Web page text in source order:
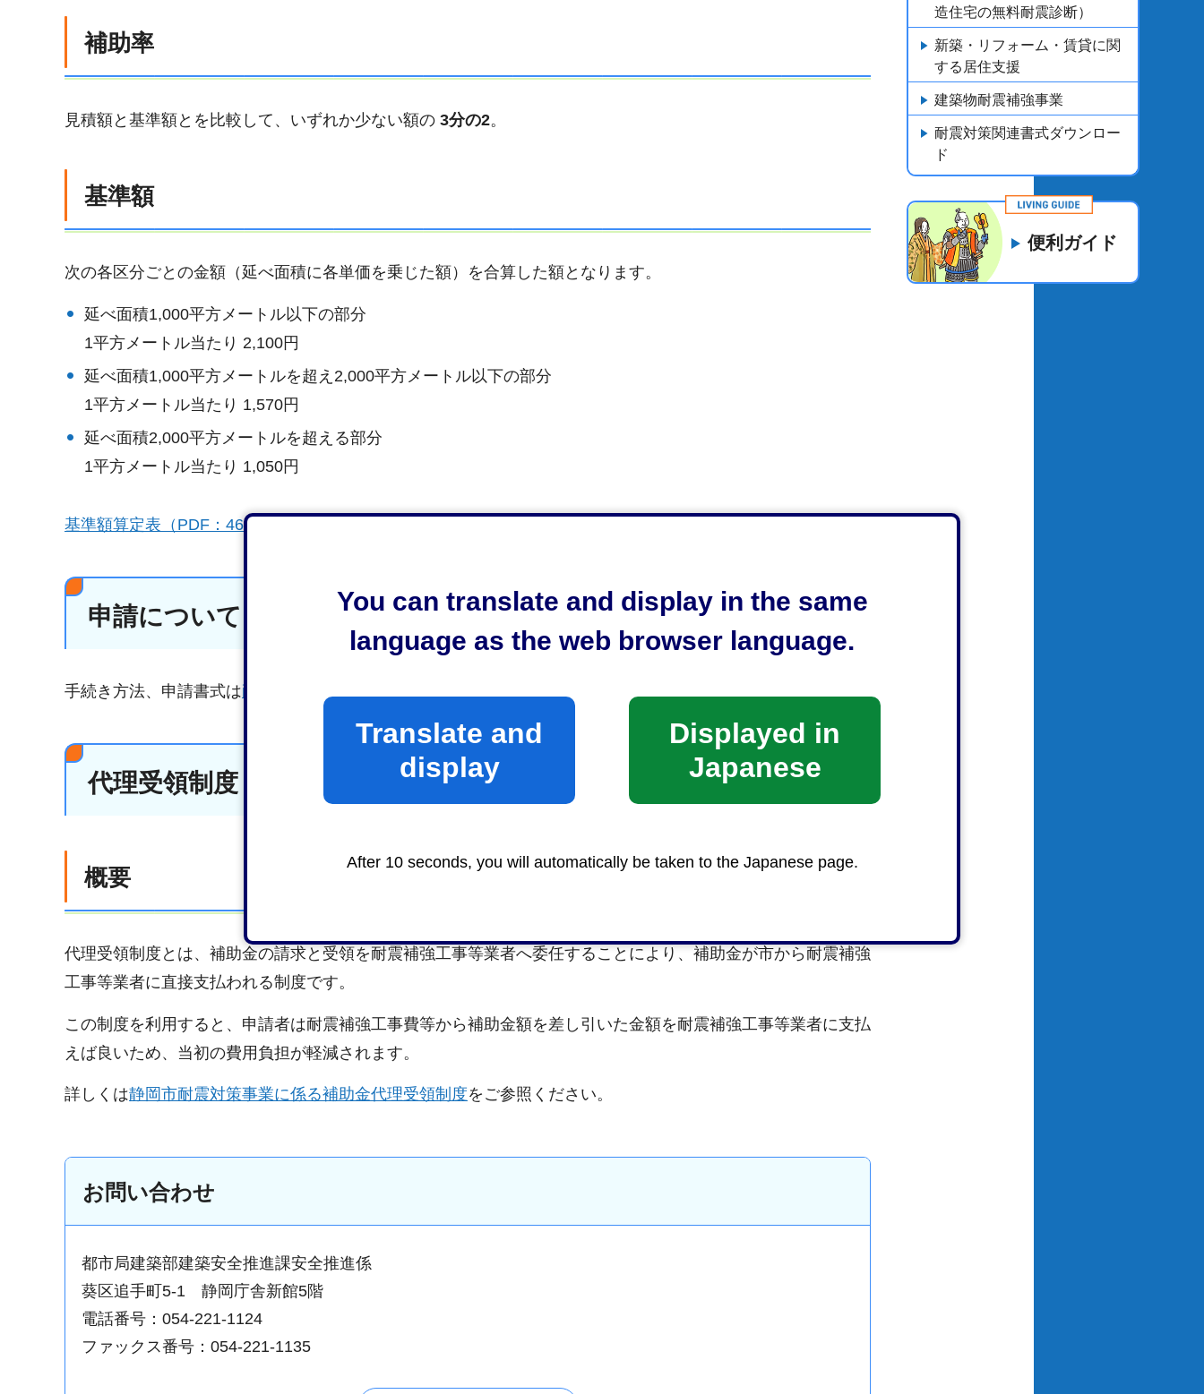
You can translate and display in the same
language as the web browser language.
Translate and
display
Displayed in
Japanese
After 10 seconds, you will automatically be taken to the Japanese page.
補助率
見積額と基準額とを比較して、いずれか少ない額の 3分の2。
基準額
次の各区分ごとの金額（延べ面積に各単価を乗じた額）を合算した額となります。
​延べ面積1,000平方メートル以下の部分
1平方メートル当たり 2,100円
延べ面積1,000平方メートルを超え2,000平方メートル以下の部分
1平方メートル当たり 1,570円
延べ面積2,000平方メートルを超える部分
1平方メートル当たり 1,050円
基準額算定表（PDF：46KB）
申請について
手続き方法、申請書式は耐震対策関連書式ダウンロードのページ
代理受領制度
概要
代理受領制度とは、補助金の請求と受領を耐震補強工事等業者へ委任することにより、補助金が市から耐震補強
工事等業者に直接支払われる制度です。
この制度を利用すると、申請者は耐震補強工事費等から補助金額を差し引いた金額を耐震補強工事等業者に支払
えば良いため、当初の費用負担が軽減されます。
詳しくは静岡市耐震対策事業に係る補助金代理受領制度をご参照ください。
お問い合わせ
都市局建築部建築安全推進課安全推進係
葵区追手町5-1 静岡庁舎新館5階
電話番号：054-221-1124
ファックス番号：054-221-1135
造住宅の無料耐震診断）
新築・リフォーム・賃貸に関
する居住支援
建築物耐震補強事業
耐震対策関連書式ダウンロー
ド
便利ガイド